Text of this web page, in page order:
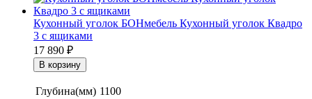
Кухонный уголок БОНмебель Кухонный уголок Квадро
3 с ящиками
17 890 ₽
Глубина(мм) 1100